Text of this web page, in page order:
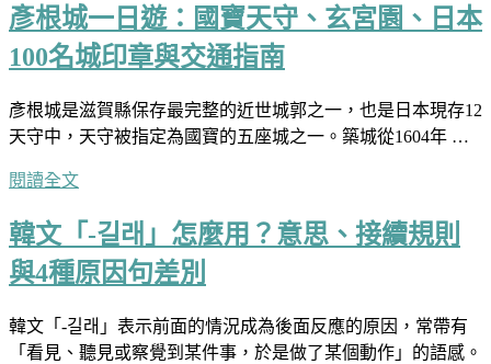
彥根城一日遊：國寶天守、玄宮園、日本
100名城印章與交通指南
彥根城是滋賀縣保存最完整的近世城郭之一，也是日本現存12
天守中，天守被指定為國寶的五座城之一。築城從1604年 …
閱讀全文
韓文「-길래」怎麼用？意思、接續規則
與4種原因句差別
韓文「-길래」表示前面的情況成為後面反應的原因，常帶有
「看見、聽見或察覺到某件事，於是做了某個動作」的語感。